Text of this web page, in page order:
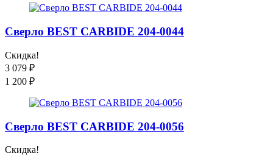
Сверло BEST CARBIDE 204-0044
Скидка!
3 079 ₽
1 200 ₽
Сверло BEST CARBIDE 204-0056
Скидка!